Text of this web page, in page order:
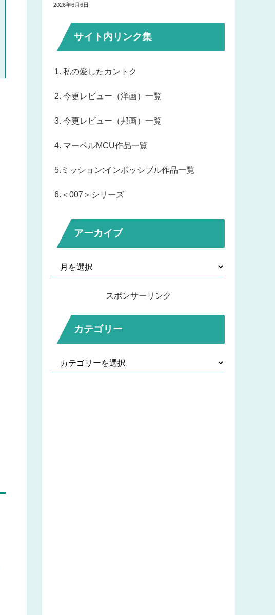
2026年6月6日
サイト内リンク集
1. 私の愛したカントク
2. 今更レビュー（洋画）一覧
3. 今更レビュー（邦画）一覧
4. マーベルMCU作品一覧
5.ミッション:インポッシブル作品一覧
6.＜007＞シリーズ
アーカイブ
スポンサーリンク
カテゴリー